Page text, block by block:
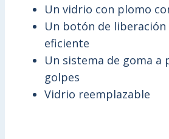
Un vidrio con plomo
Un botón de
eficiente
Un sistema de goma a
golpes
Vidrio reemplazable